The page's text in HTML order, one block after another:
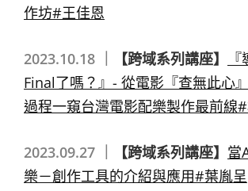
作坊#王佳恩
2023.10.18 ｜ 【跨域系列講座】
Final了嗎？』- 從電影『查無此心
過程一窺台灣電影配樂製作最前線
2023.09.27 ｜ 【跨域系列講座】 當
樂－創作工具的介紹與應用#葉胤呈